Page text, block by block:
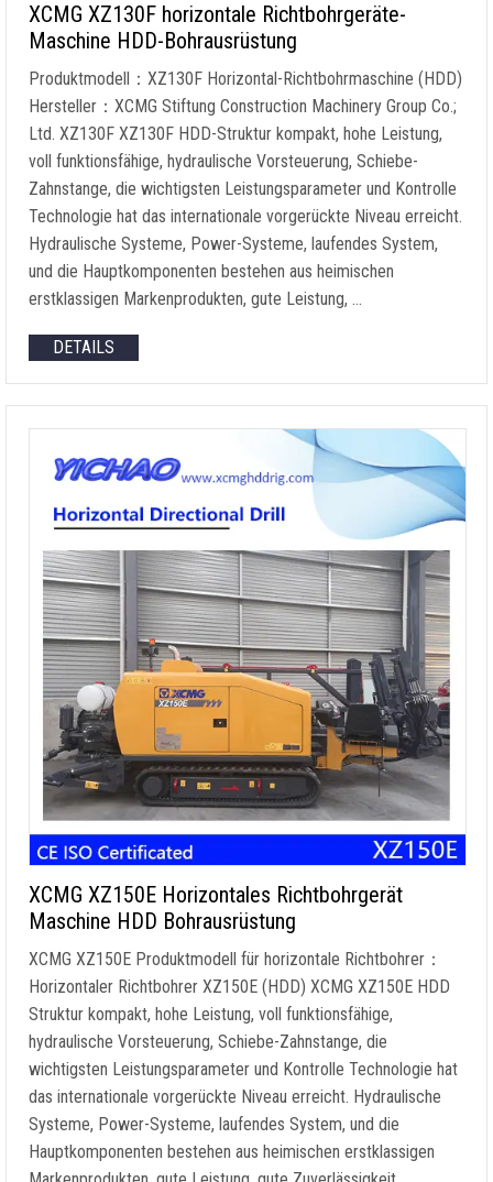
XCMG XZ130F horizontale Richtbohrgeräte-
Maschine HDD-Bohrausrüstung
Produktmodell：XZ130F Horizontal-Richtbohrmaschine (HDD)
Hersteller：XCMG Stiftung Construction Machinery Group Co.;
Ltd. XZ130F XZ130F HDD-Struktur kompakt, hohe Leistung,
voll funktionsfähige, hydraulische Vorsteuerung, Schiebe-
Zahnstange, die wichtigsten Leistungsparameter und Kontrolle
Technologie hat das internationale vorgerückte Niveau erreicht.
Hydraulische Systeme, Power-Systeme, laufendes System,
und die Hauptkomponenten bestehen aus heimischen
erstklassigen Markenprodukten, gute Leistung, …
DETAILS
XCMG XZ150E Horizontales Richtbohrgerät
Maschine HDD Bohrausrüstung
XCMG XZ150E Produktmodell für horizontale Richtbohrer：
Horizontaler Richtbohrer XZ150E (HDD) XCMG XZ150E HDD
Struktur kompakt, hohe Leistung, voll funktionsfähige,
hydraulische Vorsteuerung, Schiebe-Zahnstange, die
wichtigsten Leistungsparameter und Kontrolle Technologie hat
das internationale vorgerückte Niveau erreicht. Hydraulische
Systeme, Power-Systeme, laufendes System, und die
Hauptkomponenten bestehen aus heimischen erstklassigen